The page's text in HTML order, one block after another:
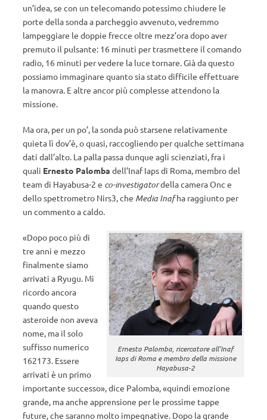
un’idea, se con un telecomando potessimo chiudere le
porte della sonda a parcheggio avvenuto, vedremmo
lampeggiare le doppie frecce oltre mezz’ora dopo aver
premuto il pulsante: 16 minuti per trasmettere il comando
radio, 16 minuti per vedere la luce tornare. Già da questo
possiamo immaginare quanto sia stato difficile effettuare
la manovra. E altre ancor più complesse attendono la
missione.
Ma ora, per un po’, la sonda può starsene relativamente
quieta lì dov’è, o quasi, raccogliendo per qualche settimana
dati dall’alto. La palla passa dunque agli scienziati, fra i
quali Ernesto Palomba dell’Inaf Iaps di Roma, membro del
team di Hayabusa-2 e co-investigatordella camera Onc e
dello spettrometro Nirs3, che Media Inafha raggiunto per
un commento a caldo.
Ernesto Palomba, ricercatore all’Inaf
Iaps di Roma e membro della missione
Hayabusa-2
«Dopo poco più di
tre anni e mezzo
finalmente siamo
arrivati a Ryugu. Mi
ricordo ancora
quando questo
asteroide non aveva
nome, ma il solo
suffisso numerico
162173. Essere
arrivati è un primo
importante successo», dice Palomba, «quindi emozione
grande, ma anche apprensione per le prossime tappe
future, che saranno molto impegnative. Dopo la grande